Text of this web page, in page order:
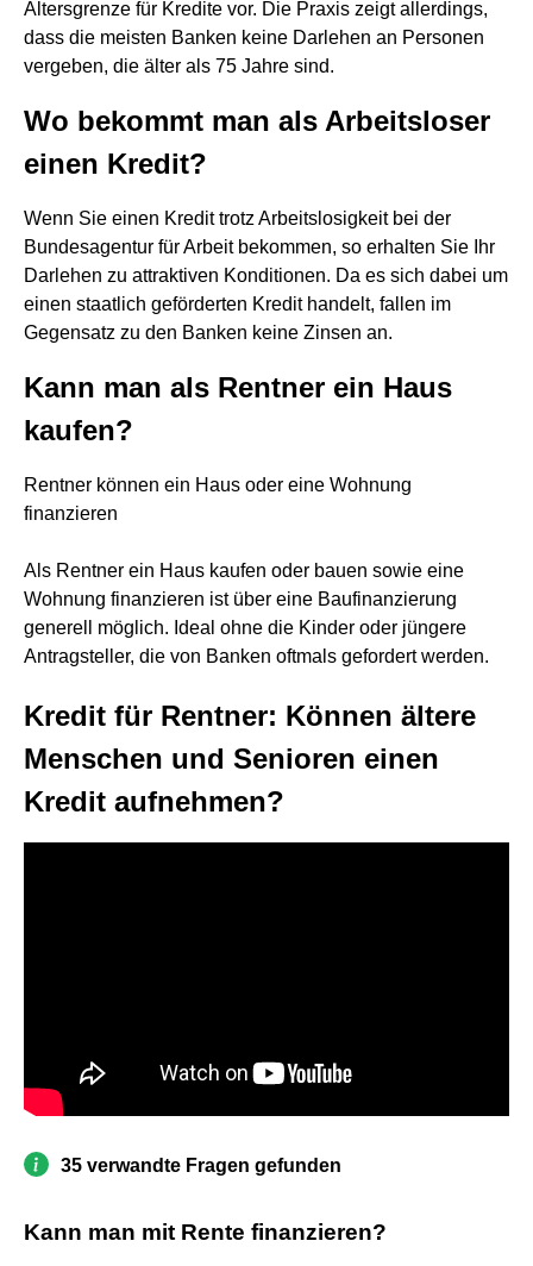
Altersgrenze für Kredite vor. Die Praxis zeigt allerdings,
dass die meisten Banken keine Darlehen an Personen
vergeben, die älter als 75 Jahre sind.
Wo bekommt man als Arbeitsloser
einen Kredit?
Wenn Sie einen Kredit trotz Arbeitslosigkeit bei der
Bundesagentur für Arbeit bekommen, so erhalten Sie Ihr
Darlehen zu attraktiven Konditionen. Da es sich dabei um
einen staatlich geförderten Kredit handelt, fallen im
Gegensatz zu den Banken keine Zinsen an.
Kann man als Rentner ein Haus
kaufen?
Rentner können ein Haus oder eine Wohnung
finanzieren
Als Rentner ein Haus kaufen oder bauen sowie eine
Wohnung finanzieren ist über eine Baufinanzierung
generell möglich. Ideal ohne die Kinder oder jüngere
Antragsteller, die von Banken oftmals gefordert werden.
Kredit für Rentner: Können ältere
Menschen und Senioren einen
Kredit aufnehmen?
35 verwandte Fragen gefunden
Kann man mit Rente finanzieren?